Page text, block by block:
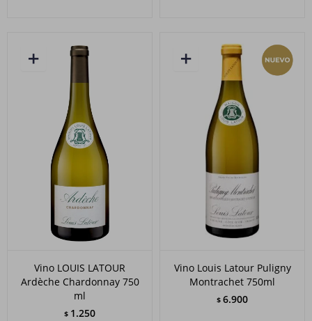
Vino LOUIS LATOUR
Ardèche Chardonnay 750
ml
$ 1.250
Vino Louis Latour Puligny
Montrachet 750ml
$ 6.900